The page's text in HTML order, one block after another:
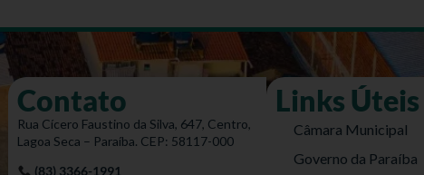
Contato
Rua Cícero Faustino da Silva, 647, Centro,
Lagoa Seca – Paraíba. CEP: 58117-000
(83) 3366-1991
Links Úteis
Câmara Municipal
Governo da Paraíba